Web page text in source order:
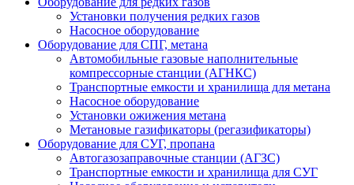
Установки получения редких газов
Насосное оборудование
Оборудование для СПГ, метана
Автомобильные газовые наполнительные
компрессорные станции (АГНКС)
Транспортные емкости и хранилища для метана
Насосное оборудование
Установки ожижения метана
Метановые газификаторы (регазификаторы)
Оборудование для СУГ, пропана
Автогазозаправочные станции (АГЗС)
Транспортные емкости и хранилища для СУГ